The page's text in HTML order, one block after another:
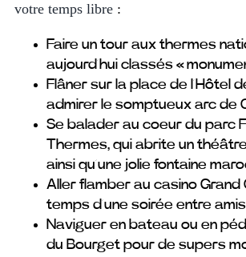
votre temps libre:
Faire un tour aux thermes
aujourd’hui classés «
Flâner sur la place de l’Hôtel
admirer le somptueux arc de
Se balader au coeur du parc
Thermes, qui abrite un
ainsi qu’une jolie fontaine
Aller flamber au casino Grand
temps d’une soirée entre amis
Naviguer en bateau ou en
du Bourget pour de supers